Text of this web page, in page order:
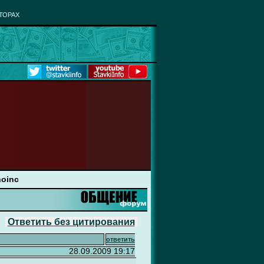
Ответить без цитирования
ответить
28.09.2009 19:17